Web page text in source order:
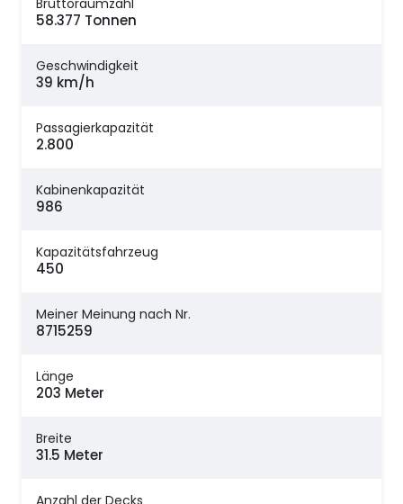
Bruttoraumzahl
58.377 Tonnen
Geschwindigkeit
39 km/h
Passagierkapazität
2.800
Kabinenkapazität
986
Kapazitätsfahrzeug
450
Meiner Meinung nach Nr.
8715259
Länge
203 Meter
Breite
31.5 Meter